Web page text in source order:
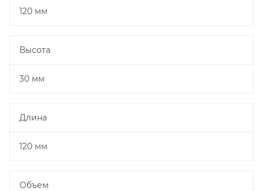
120 мм
Высота
30 мм
Длина
120 мм
Объем